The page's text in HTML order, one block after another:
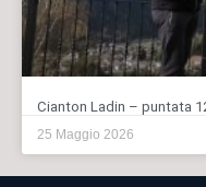
Cianton Ladin – puntata
25 Maggio 2026